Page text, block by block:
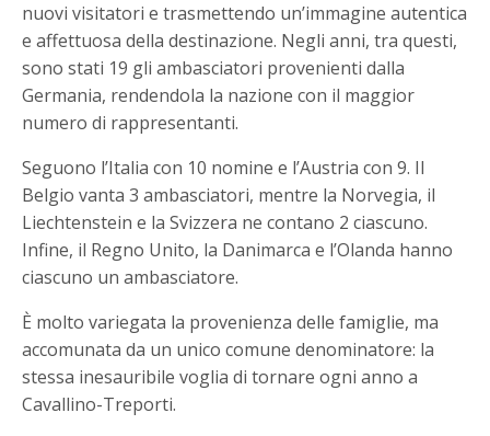
nuovi visitatori e trasmettendo un’immagine autentica
e affettuosa della destinazione. Negli anni, tra questi,
sono stati 19 gli ambasciatori provenienti dalla
Germania, rendendola la nazione con il maggior
numero di rappresentanti.
Seguono l’Italia con 10 nomine e l’Austria con 9. Il
Belgio vanta 3 ambasciatori, mentre la Norvegia, il
Liechtenstein e la Svizzera ne contano 2 ciascuno.
Infine, il Regno Unito, la Danimarca e l’Olanda hanno
ciascuno un ambasciatore.
È molto variegata la provenienza delle famiglie, ma
accomunata da un unico comune denominatore: la
stessa inesauribile voglia di tornare ogni anno a
Cavallino-Treporti.